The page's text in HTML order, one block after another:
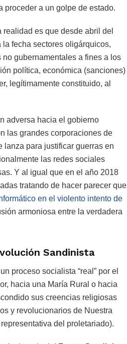
proceder a un golpe de estado.
es que desde abril del
la fecha sectores oligárquicos,
gubernamentales a fines a los
política, económica (sanciones)
legítimamente constituido, al
adversa hacia el gobierno
las grandes corporaciones de
lanza para justificar guerras en
las redes sociales
Y al igual que en el año 2018
tratando de hacer parecer que
en el violento intento de
armoniosa entre la verdadera
Sandinista
proceso socialista “real” por el
hacia una María Rural o hacia
sus creencias religiosas
y revolucionarios de Nuestra
del proletariado).